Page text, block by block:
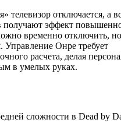
телевизор отключается, а
получают эффект
временно отключить,
Управление Онре требует
расчета, делая
в умелых руках.